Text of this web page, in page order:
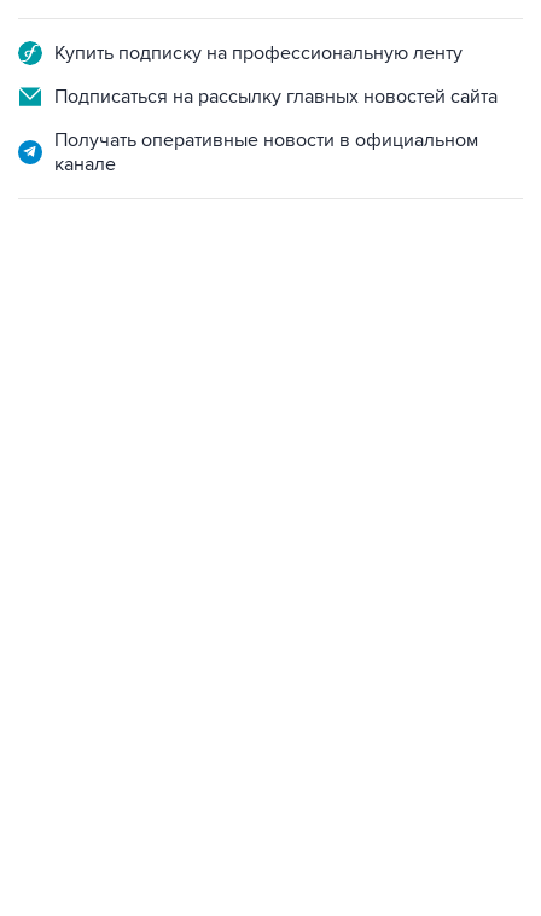
Купить подписку на профессиональную ленту
Подписаться на рассылку главных новостей сайта
Получать оперативные новости в официальном
канале